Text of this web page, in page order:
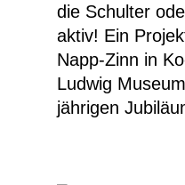
die Schulter
aktiv! Ein
Napp-Zinn in
Ludwig
jährigen